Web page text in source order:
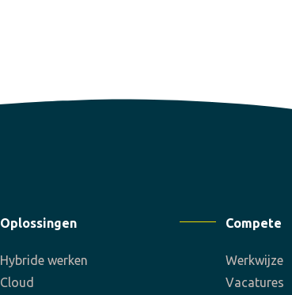
Oplossingen
Hybride werken
Cloud
Compete
Werkwijze
Vacatures